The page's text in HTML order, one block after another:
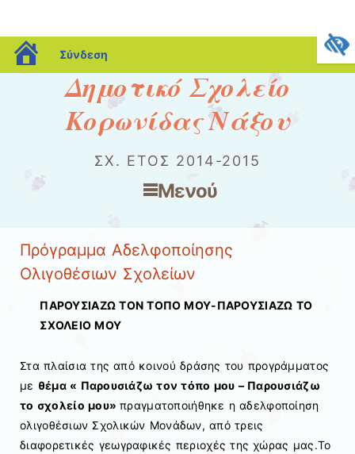
blogs.sch.gr
Σύνδεση
Δημοτικό Σχολείο
Κορωνίδας Νάξου
ΣΧ. ΈΤΟΣ 2014-2015
Μενού
Πρόγραμμα Αδελφοποίησης
Ολιγοθέσιων Σχολείων
ΠΑΡΟΥΣΙΑΖΩ ΤΟΝ ΤΟΠΟ ΜΟΥ-ΠΑΡΟΥΣΙΑΖΩ ΤΟ
ΣΧΟΛΕΙΟ ΜΟΥ
Στα πλαίσια της από κοινού δράσης του προγράμματος
με θέμα « Παρουσιάζω τον τόπο μου – Παρουσιάζω
το σχολείο μου»πραγματοποιήθηκε η αδελφοποίηση
ολιγοθέσιων Σχολικών Μονάδων, από τρεις
διαφορετικές γεωγραφικές περιοχές της χώρας μας.To